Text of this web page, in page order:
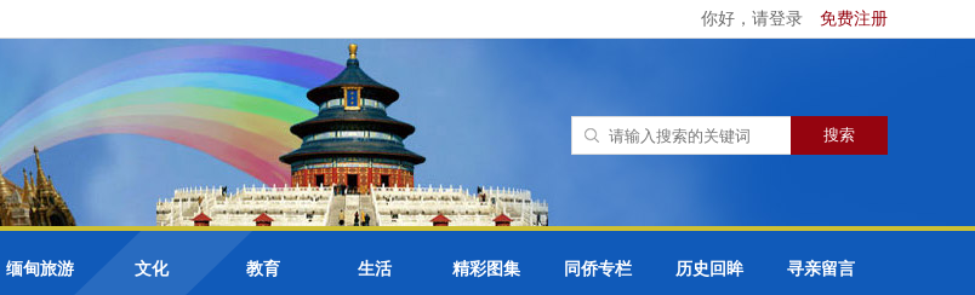
你好，请登录 免费注册
缅甸旅游 文化 教育 生活 精彩图集 同侨专栏 历史回眸 寻亲留言